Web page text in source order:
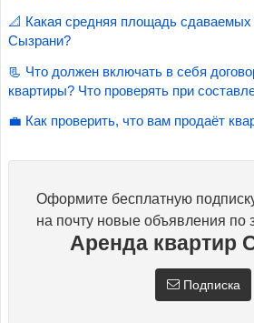
📐 Какая средняя площадь сдаваемых
Сызрани?
📃 Что должен включать в себя
квартиры? Что проверять при
💼 Как проверить, что вам продаёт
Оформите бесплатную
на почту новые объявления по
Аренда квартир
Подписка